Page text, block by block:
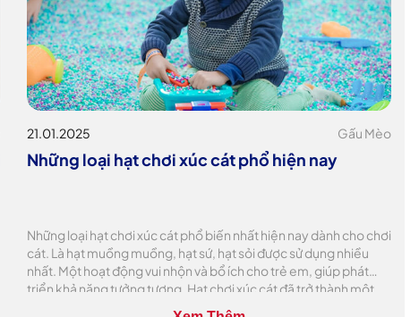
21.01.2025 Gấu Mèo
Những loại hạt chơi xúc cát phổ hiện nay
Những loại hạt chơi xúc cát phổ biến nhất hiện nay dành cho chơi
cát. Là hạt muồng muồng, hạt sứ, hạt sỏi được sử dụng nhiều
nhất. Một hoạt động vui nhộn và bổ ích cho trẻ em, giúp phát
triển khả năng tưởng tượng. Hạt chơi xúc cát đã trở thành một